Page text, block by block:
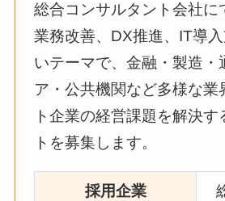
総合コンサルタント会社に
業務改善、DX推進、IT導
いテーマで、金融・製造・
ア・公共機関など多様な業
ト企業の経営課題を解決
トを募集します。
採用企業